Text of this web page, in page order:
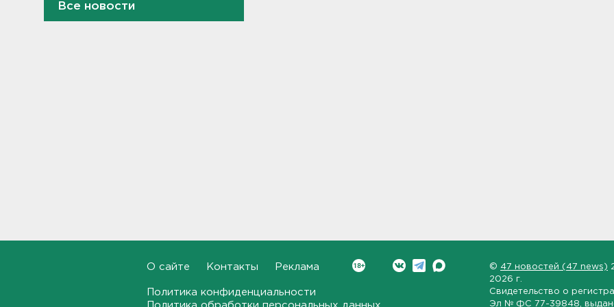
Все новости
О сайте Контакты Реклама
Политика конфиденциальности
Политика обработки персональных данных
© 47 новостей (47 news)
2026 г.
Свидетельство о
Эл № ФС 77-39848 ,